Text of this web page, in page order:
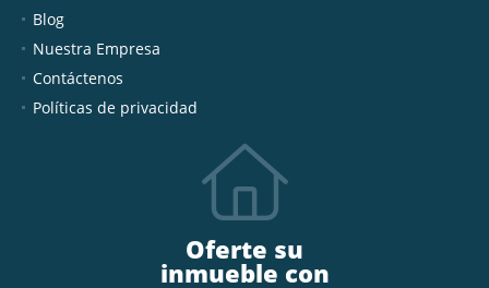
Blog
Nuestra Empresa
Contáctenos
Políticas de privacidad
Oferte su
inmueble con